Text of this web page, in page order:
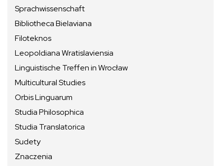
Sprachwissenschaft
Bibliotheca Bielaviana
Filoteknos
Leopoldiana Wratislaviensia
Linguistische Treffen in Wrocław
Multicultural Studies
Orbis Linguarum
Studia Philosophica
Studia Translatorica
Sudety
Znaczenia